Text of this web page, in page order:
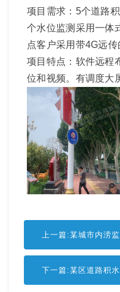
项目需求：5个道路
个水位监测采用一体
点客户采用带4G远传
项目特点：软件远程
位和视频。有调度大
上一篇:某城市内涝
下一篇:某区道路积